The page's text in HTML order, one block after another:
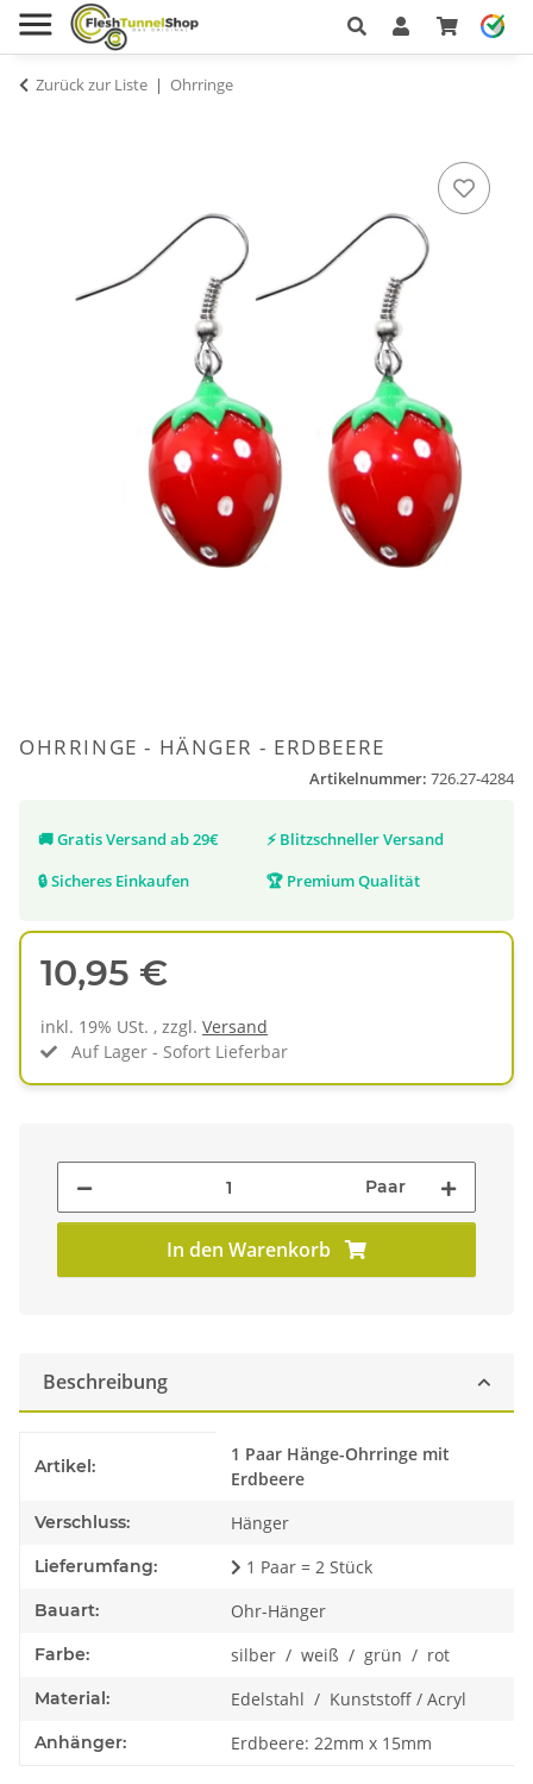
Zurück zur Liste Ohrringe
OHRRINGE - HÄNGER - ERDBEERE
Artikelnummer: 726.27-4284
🚚Gratis Versand ab 29€ ⚡ Blitzschneller Versand
🔒Sicheres Einkaufen 🏆 Premium Qualität
10,95 €
inkl. 19% USt. , zzgl. Versand
Auf Lager - Sofort Lieferbar
Paar
In den Warenkorb
Beschreibung
Artikel:
1 Paar Hänge-Ohrringe mit
Erdbeere
Verschluss: Hänger
Lieferumfang: 1 Paar = 2 Stück
Bauart: Ohr-Hänger
Farbe: silber / weiß / grün / rot
Material: Edelstahl / Kunststoff / Acryl
Anhänger: Erdbeere: 22mm x 15mm